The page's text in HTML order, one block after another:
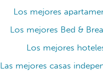
Los mejores
Los mejores Bed &
Los mejores
Las mejores casas